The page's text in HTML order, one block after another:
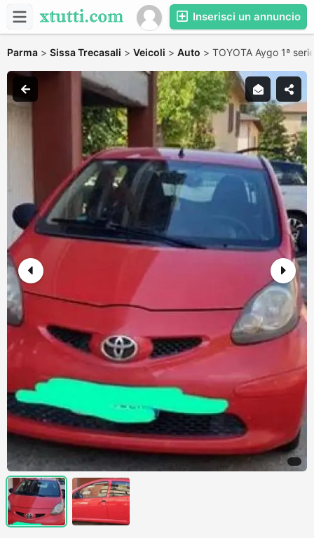
Inserisci un annuncio
Parma > Sissa Trecasali > Veicoli > Auto > TOYOTA Aygo 1ª